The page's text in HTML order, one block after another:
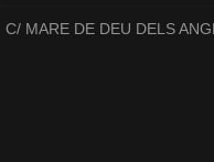
C/ MARE DE DEU DELS